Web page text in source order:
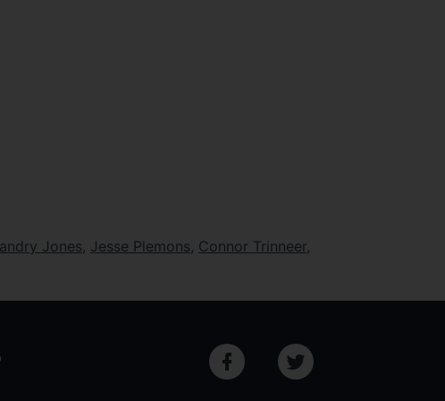
Jones, Jesse Plemons, Connor Trinneer,